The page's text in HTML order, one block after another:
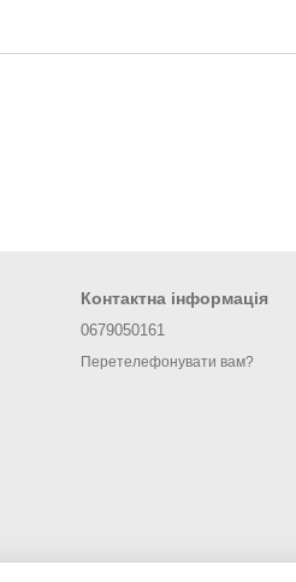
Контактна інформація
0679050161
Перетелефонувати вам?